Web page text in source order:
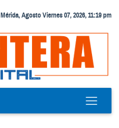
Mérida, Agosto Viernes 07, 2026, 11:19 pm